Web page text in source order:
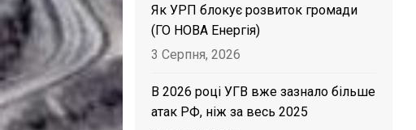
Як УРП блокує розвиток громади
(ГО НОВА Енергія)
3 Серпня, 2026
В 2026 році УГВ вже зазнало більше
атак РФ, ніж за весь 2025